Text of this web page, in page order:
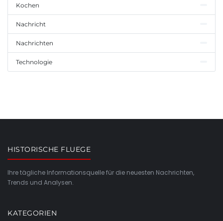
Kochen
Nachricht
Nachrichten
Technologie
HISTORISCHE FLUEGE
Ihre tägliche Informationsquelle für die neuesten Nachrichten,
Trends und Analysen.
KATEGORIEN